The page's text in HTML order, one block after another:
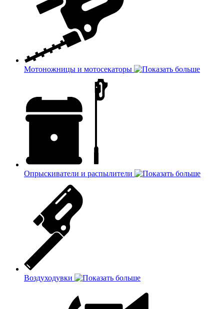
Мотоножницы и мотосекаторы
Опрыскиватели и распылители
Воздуходувки